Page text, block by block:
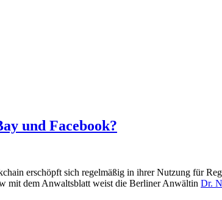
und Facebook?
erschöpft sich regelmäßig in ihrer Nutzung für
mit dem Anwaltsblatt weist die Berliner Anwältin Dr.